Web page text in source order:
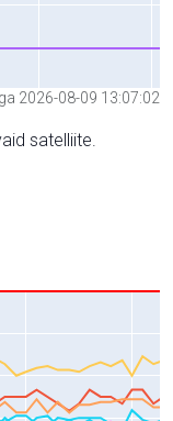
2026-08-09 13:07:02
satelliite.